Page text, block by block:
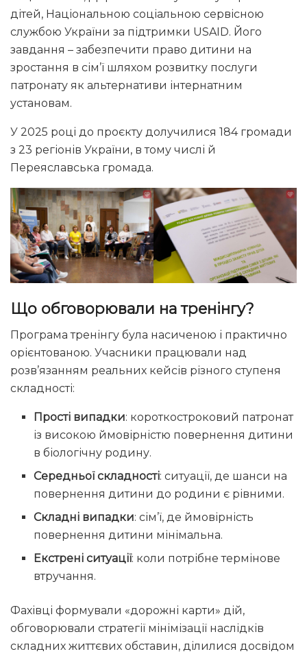
дітей, Національною соціальною сервісною
службою України за підтримки USAID. Його
завдання – забезпечити право дитини на
зростання в сім’ї шляхом розвитку послуги
патронату як альтернативи інтернатним
установам.
У 2025 році до проєкту долучилися 184 громади
з 23 регіонів України, в тому числі й
Переяславська громада.
Що обговорювали на тренінгу?
Програма тренінгу була насиченою і практично
орієнтованою. Учасники працювали над
розв’язанням реальних кейсів різного ступеня
складності:
Прості випадки: короткостроковий патронат
із високою ймовірністю повернення дитини
в біологічну родину.
Середньої складності: ситуації, де шанси на
повернення дитини до родини є рівними.
Складні випадки: сім’ї, де ймовірність
повернення дитини мінімальна.
Екстрені ситуації: коли потрібне термінове
втручання.
Фахівці формували «дорожні карти» дій,
обговорювали стратегії мінімізації наслідків
складних життєвих обставин, ділилися досвідом